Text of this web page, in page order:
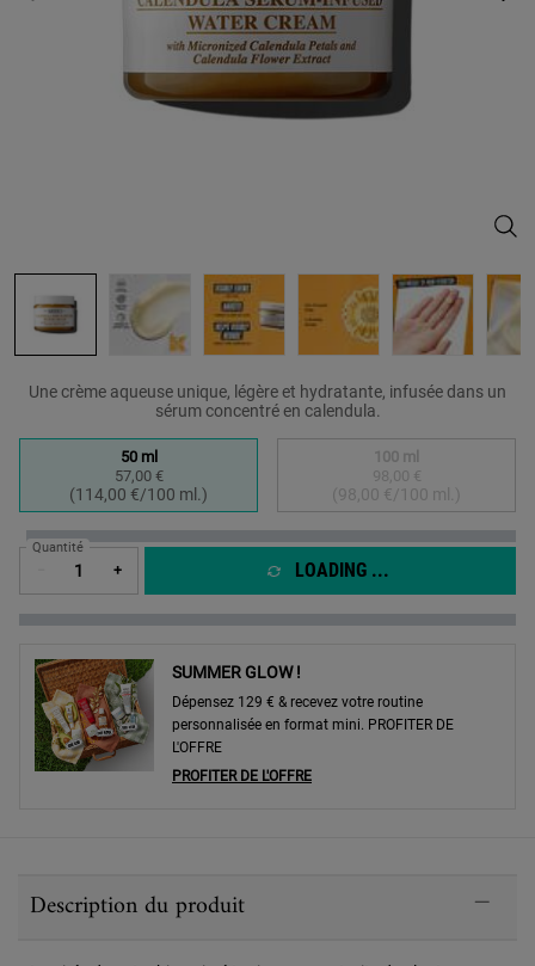
Une crème aqueuse unique, légère et hydratante, infusée dans un
sérum concentré en calendula.
Selected
50 ml
57,00 €
(114,00 €/100 ml.)
, 1 of 2 Selected
The product
100 ml
98,00 €
(98,00 €/100 ml.)
, 2 of 2
Quantité
+ LOADING ...
SUMMER GLOW !
Dépensez 129 € & recevez votre routine
personnalisée en format mini. PROFITER DE
L'OFFRE
PROFITER DE L'OFFRE
Description du produit